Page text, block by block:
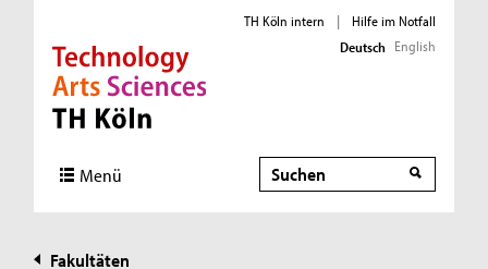
Direkt zur Hauptnavigation
Direkt zur Subnavigation
Direkt zum Inhalt
Direkt zum Fußbereich
TH Köln intern |
Hilfe im Notfall
Deutsch English
Menü Suche
Suche
Fakultäten